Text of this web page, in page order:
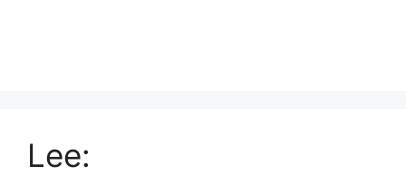
Lee: